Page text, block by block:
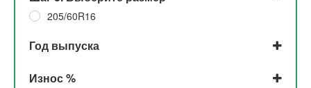
205/60R16
Год выпуска
2022
Износ %